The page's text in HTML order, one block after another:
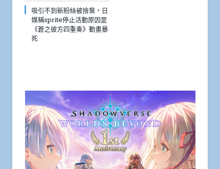
吸引不到新粉絲被捨棄，日
媒稱sprite停止活動原因是
《蒼之彼方四重奏》動畫暴
死